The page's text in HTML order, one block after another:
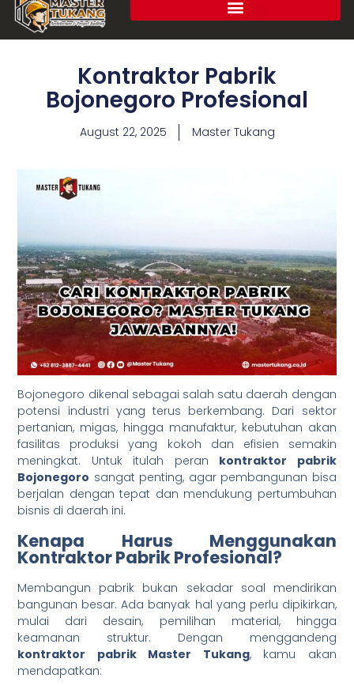
Kontraktor Pabrik
Bojonegoro Profesional
August 22, 2025 Master Tukang
Bojonegoro dikenal sebagai salah satu daerah dengan
potensi industri yang terus berkembang. Dari sektor
pertanian, migas, hingga manufaktur, kebutuhan akan
fasilitas produksi yang kokoh dan efisien semakin
meningkat. Untuk itulah peran kontraktor pabrik
Bojonegoro sangat penting, agar pembangunan bisa
berjalan dengan tepat dan mendukung pertumbuhan
bisnis di daerah ini.
Kenapa Harus Menggunakan
Kontraktor Pabrik Profesional?
Membangun pabrik bukan sekadar soal mendirikan
bangunan besar. Ada banyak hal yang perlu dipikirkan,
mulai dari desain, pemilihan material, hingga
keamanan struktur. Dengan menggandeng
kontraktor pabrik Master Tukang, kamu akan
mendapatkan: